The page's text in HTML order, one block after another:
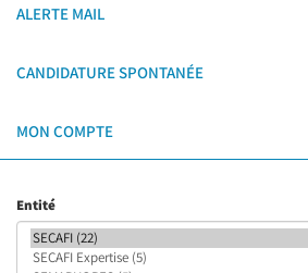
ALERTE MAIL
CANDIDATURE SPONTANÉE
MON COMPTE
Entité